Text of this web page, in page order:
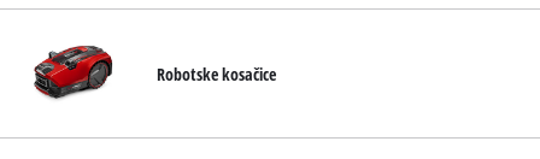
Robotske kosačice